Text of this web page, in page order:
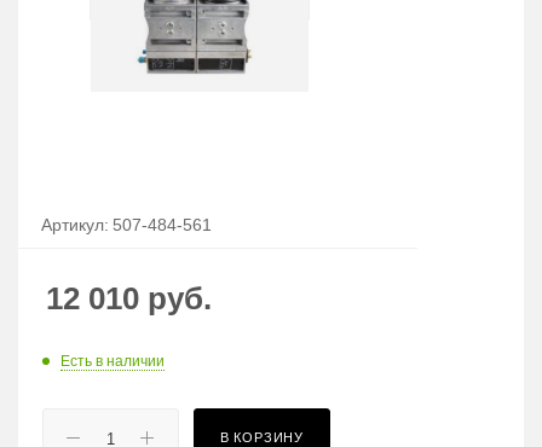
Артикул: 507-484-561
12 010 руб.
Есть в наличии
В КОРЗИНУ